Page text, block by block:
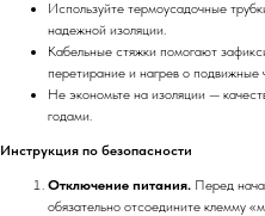
Используйте термоусадочные
надежной изоляции.
Кабельные стяжки помогают
перетирание и нагрев о подвижные
Не экономьте на изоляции —
годами.
Инструкция по безопасности
Отключение питания. Перед
обязательно отсоедините клемму